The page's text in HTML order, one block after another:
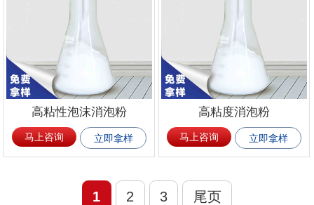
高粘性泡沫消泡粉
马上咨询 立即拿样
高粘度消泡粉
马上咨询 立即拿样
1 2 3 尾页